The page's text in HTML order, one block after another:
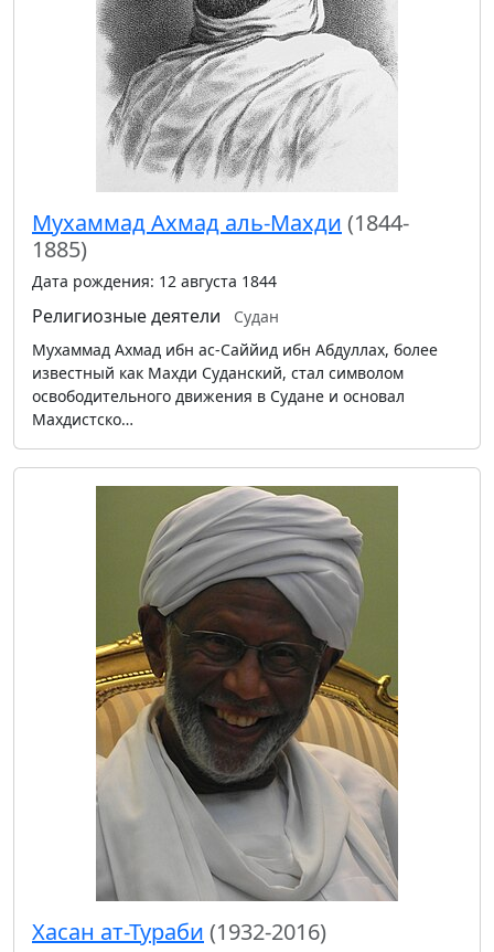
Мухаммад Ахмад аль-Махди (1844-
1885)
Дата рождения: 12 августа 1844
Религиозные деятели
Судан
Мухаммад Ахмад ибн ас-Саййид ибн Абдуллах, более
известный как Махди Суданский, стал символом
освободительного движения в Судане и основал
Махдистско…
Хасан ат-Тураби (1932-2016)